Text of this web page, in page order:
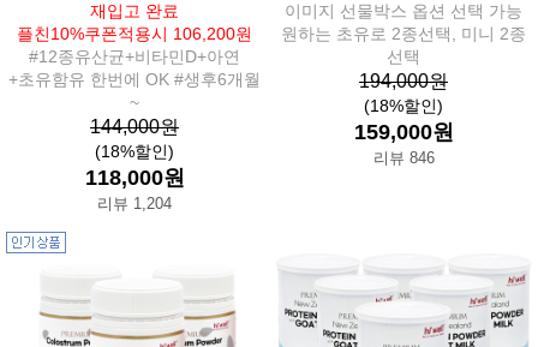
재입고 완료
플친10%쿠폰적용시 106,200원
#12종유산균+비타민D+아연
+초유함유 한번에 OK #생후6개월
~
144,000원
(18%할인)
118,000원
리뷰 1,204
이미지 선물박스 옵션 선택 가능
원하는 초유로 2종선택, 미니 2종
선택
194,000원
(18%할인)
159,000원
리뷰 846